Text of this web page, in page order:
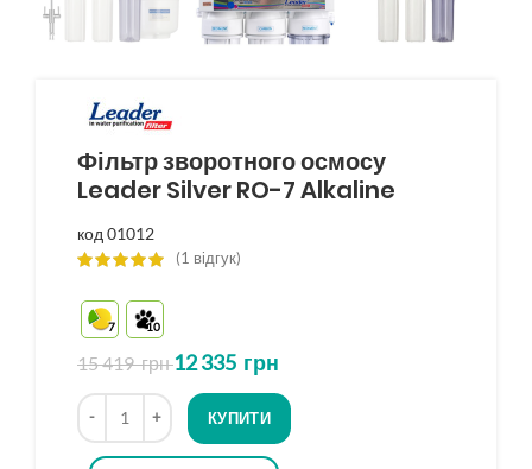
Фільтр зворотного осмосу
Leader Silver RO-7 Alkaline
код 01012
(1 відгук)
7 10
15 419грн 12 335 грн
Кількість
КУПИТИ